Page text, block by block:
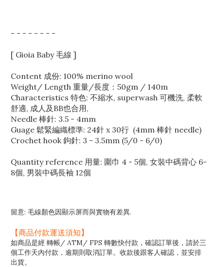
- - - - - - - -
[ Gioia Baby 毛線 ]
Content 成份: 100% merino wool
Weight/ Length 重量/長度：50gm / 140m
Characteristics 特色: 不縮水, superwash 可機洗, 柔軟
舒適, 成人及BB也合用,
Needle 棒針: 3.5 - 4mm
Guage 鬆緊編織標準: 24針 x 30行 (4mm 棒針 needle)
Crochet hook 鉤針: 3 - 3.5mm (5/0 - 6/0)
Quantity reference 用量: 圍巾 4 - 5個, 女裝中碼背心 6-
8個, 男裝中碼長袖 12個
留意: 毛線顏色因顯示屏而與實物有差異.
【商品付款運送須知】
如商品是經 轉帳/ ATM/ FPS 轉數快付款，確認訂單後，請於三
個工作天內付款，逾期則取消訂單。收款後跟客人確認，並安排
出貨。